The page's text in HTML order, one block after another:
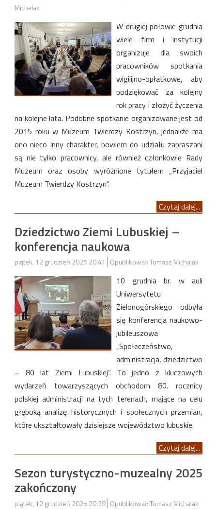
Michalak
W drugiej połowie grudnia
wiele firm i instytucji
organizuje dla swoich
pracowników spotkania
wigilijno-opłatkowe, aby
podziękować za kolejny
rok pracy i złożyć życzenia
na kolejne lata. Podobne spotkanie organizowane jest od
2015 roku w Muzeum Twierdzy Kostrzyn, jednakże ma
ono nieco inny charakter, bowiem do udziału zapraszani
są nie tylko pracownicy, ale również członkowie Rady
Muzeum oraz osoby wyróżnione tytułem „Przyjaciel
Muzeum Twierdzy Kostrzyn”.
Czytaj dalej...
Dziedzictwo Ziemi Lubuskiej –
konferencja naukowa
piątek, 12 grudzień 2025 20:41 Opublikował: Tomasz Michalak
10 grudnia br. w auli
Uniwersytetu
Zielonogórskiego odbyła
się konferencja naukowo-
jubileuszowa
„Społeczeństwo,
administracja, dziedzictwo
– 80 lat Ziemi Lubuskiej”. To jedno z kluczowych
wydarzeń towarzyszących obchodom 80. rocznicy
polskiej administracji na tych terenach, mające na celu
głęboką analizę historycznych i społecznych przemian,
które ukształtowały dzisiejsze województwo lubuskie.
Czytaj dalej...
Sezon turystyczno-muzealny 2025
zakończony
piątek, 12 grudzień 2025 20:38 Opublikował: Tomasz Michalak